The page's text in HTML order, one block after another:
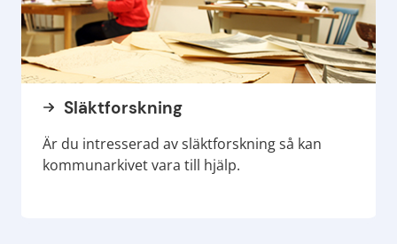
Släktforskning
Är du intresserad av släktforskning så kan
kommunarkivet vara till hjälp.